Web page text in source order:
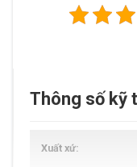
Thông số kỹ
Xuất xứ